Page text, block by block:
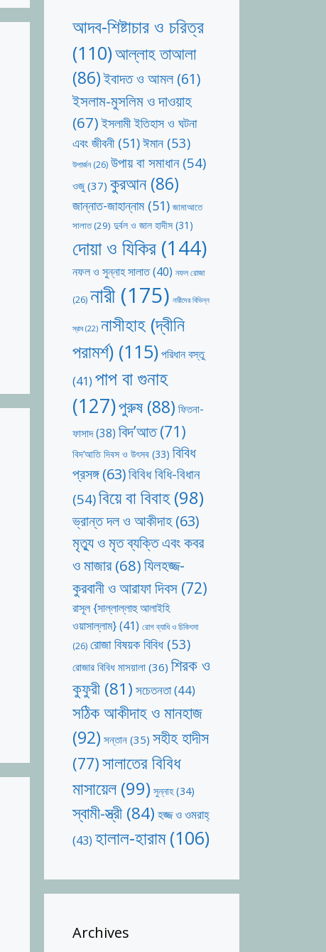
আদব-শিষ্টাচার ও চরিত্র
(110)আল্লাহ তাআলা
(86)ইবাদত ও আমল(61)
ইসলাম-মুসলিম ও দাওয়াহ
(67) ইসলামী ইতিহাস ও ঘটনা
এবং জীবনী(51)ঈমান (53)
উপার্জন(26) উপায় বা সমাধান(54)
ওজু (37) কুরআন(86)
জান্নাত-জাহান্নাম(51) জামাআতে
সালাত(29) দুর্বল ও জাল হাদীস (31)
দোয়া ও যিকির (144)
নফল ও সুন্নাহ সালাত(40) নফল রোজা
(26) নারী(175) নারীদের বিভিন্ন
স্রাব(22) নাসীহাহ (দ্বীনি
পরামর্শ) (115)পরিধান বস্তু
(41) পাপ বা গুনাহ
(127)পুরুষ(88) ফিতনা-
ফাসাদ(38) বিদ’আত(71)
বিদ’আতি দিবস ও উৎসব (33) বিবিধ
প্রসঙ্গ(63)বিবিধ বিধি-বিধান
(54)বিয়ে বা বিবাহ (98)
ভ্রান্ত দল ও আকীদাহ(63)
মৃত্যু ও মৃত ব্যক্তি এবং কবর
ও মাজার(68)যিলহজ্জ-
কুরবানী ও আরাফা দিবস (72)
রাসূল {সাল্লাল্লাহু আলাইহি
ওয়াসাল্লাম}(41) রোগ ব্যাধি ও চিকিৎসা
(26) রোজা বিষয়ক বিবিধ(53)
রোজার বিবিধ মাসয়ালা (36) শিরক ও
কুফুরী (81) সচেতনতা(44)
সঠিক আকীদাহ ও মানহাজ
(92) সন্তান (35) সহীহ হাদীস
(77)সালাতের বিবিধ
মাসায়েল(99) সুন্নাহ(34)
স্বামী-স্ত্রী(84) হজ্জ ও ওমরাহ্‌
(43) হালাল-হারাম(106)
Archives